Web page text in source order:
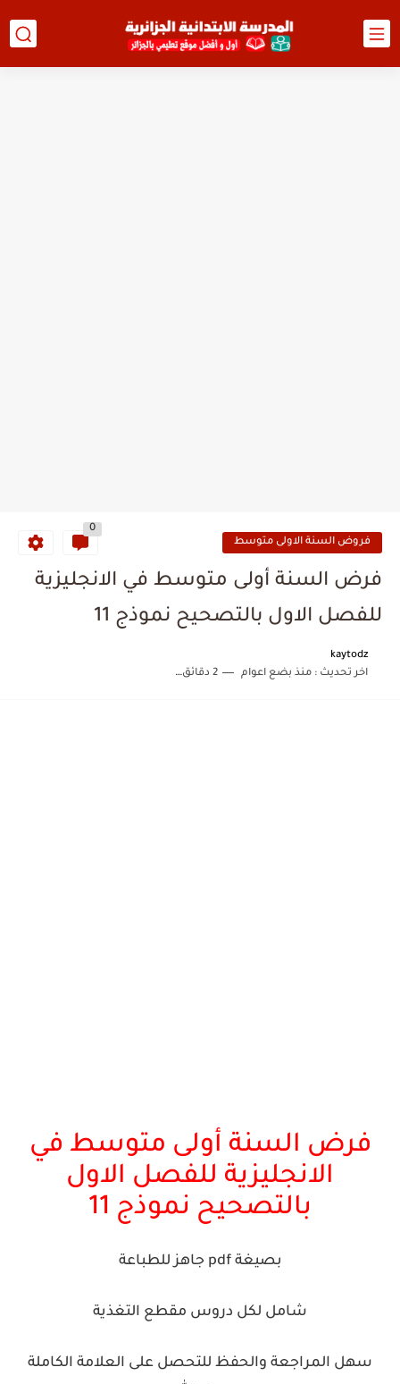
فروض السنة الاولى متوسط
0
فرض السنة أولى متوسط في الانجليزية
للفصل الاول بالتصحيح نموذج 11
kaytodz
اخر تحديث :منذ بضع اعوام 2 دقائق للقراءة
فرض السنة أولى متوسط في
الانجليزية للفصل الاول
بالتصحيح نموذج 11
بصيغة pdf جاهز للطباعة
شامل لكل دروس مقطع التغذية
سهل المراجعة والحفظ للتحصل على العلامة الكاملة